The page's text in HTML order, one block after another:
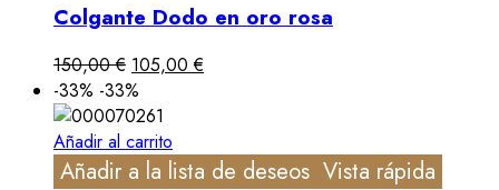
Colgante Dodo en oro rosa
150,00€ 105,00€
-33% -33%
Añadir al carrito
Añadir a la lista de deseos Vista rápida